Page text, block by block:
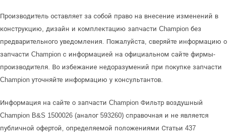
Производитель оставляет за собой право на внесение изменений в
конструкцию, дизайн и комплектацию запчасти Champion без
предварительного уведомления. Пожалуйста, сверяйте информацию о
запчасти Champion с информацией на официальном сайте фирмы-
производителя. Во избежание недоразумений при покупке запчасти
Champion уточняйте информацию у консультантов.
Информация на сайте о запчасти Champion Фильтр воздушный
Champion B&S 1500026 (аналог 593260) справочная и не является
публичной офертой, определяемой положениями Статьи 437